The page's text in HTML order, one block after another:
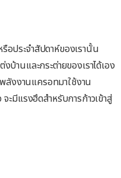
อประจำสัปดาห์ของเรานั้น
านและกระต่ายของเราได้เอง
ลังงานแครอทมาใช้งาน
ะมีแรงฮึดสำหรับการก้าวเข้าสู่